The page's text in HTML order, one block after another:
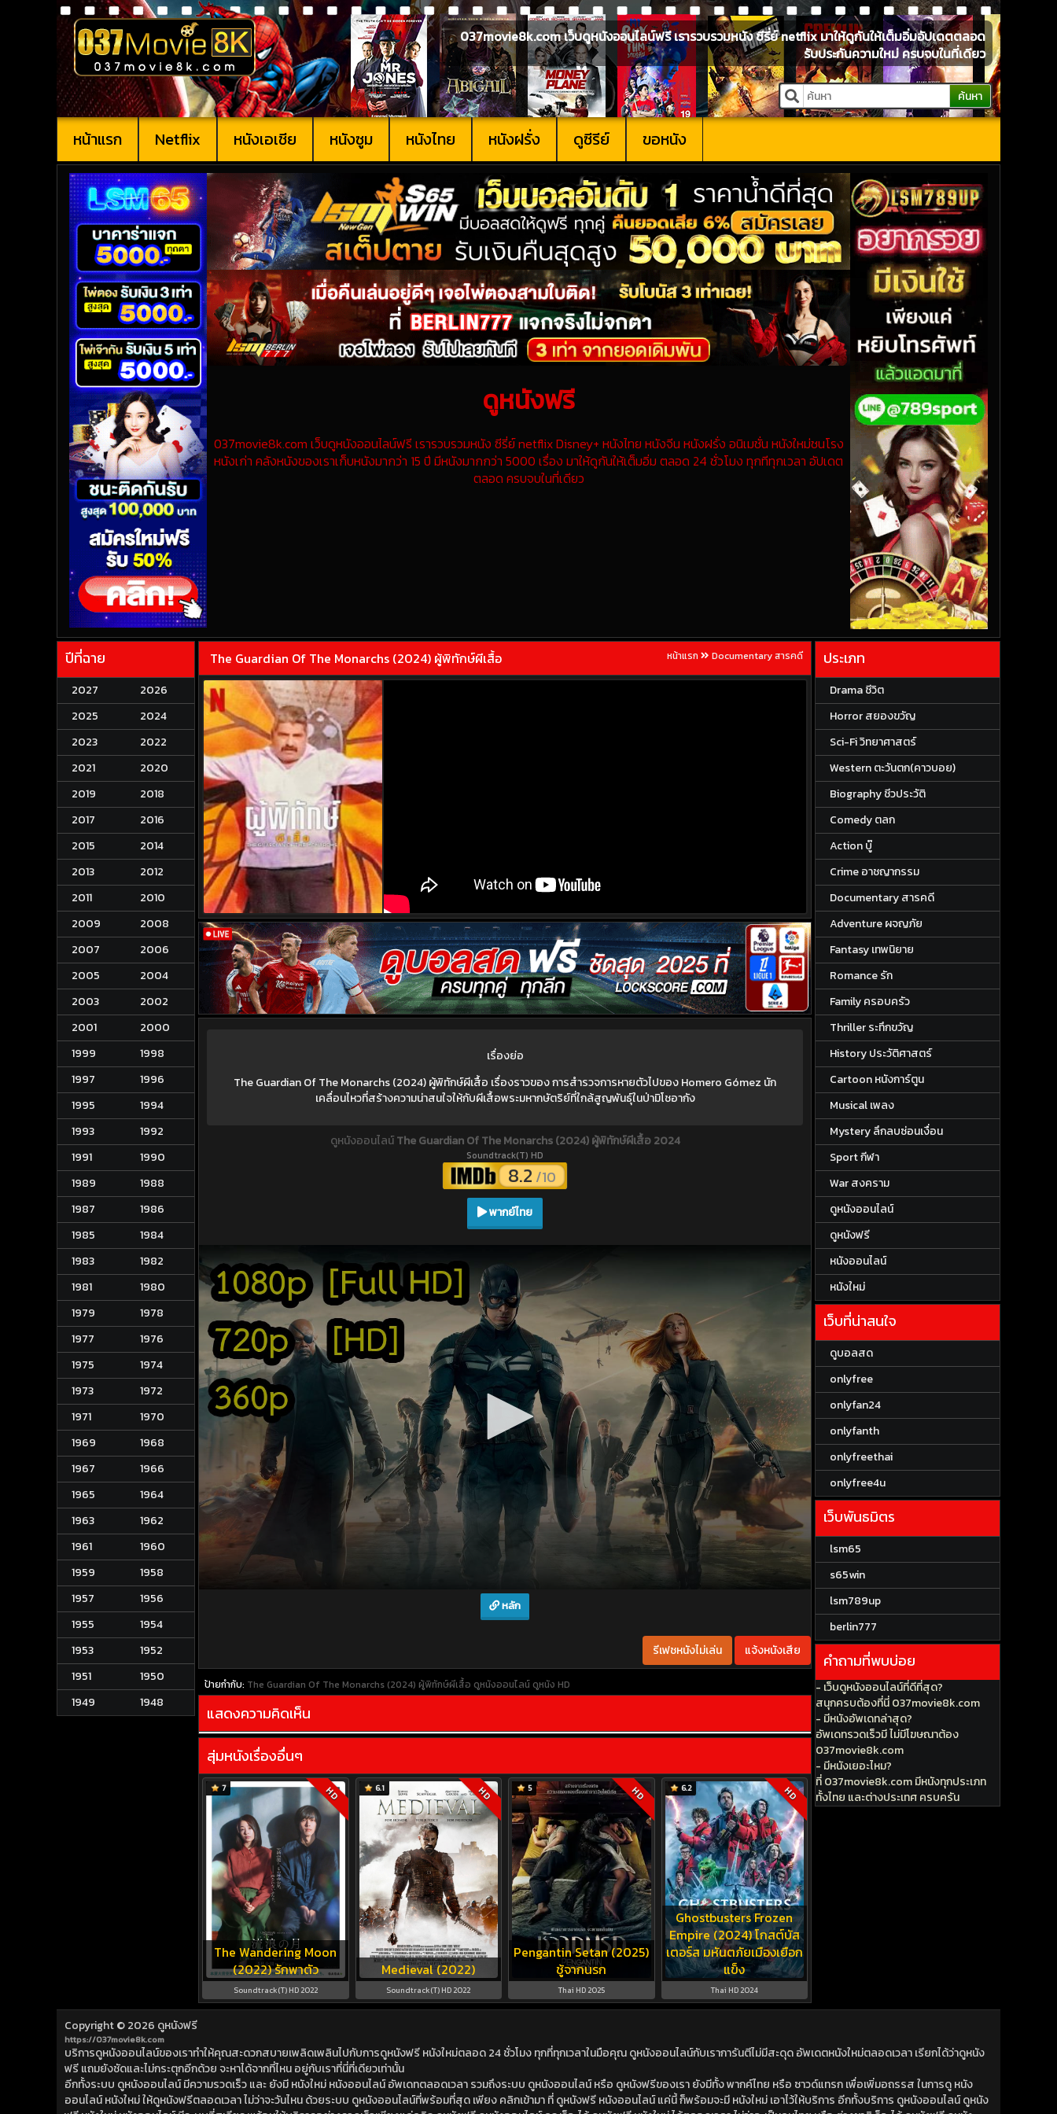
037movie8k.com เว็บดูหนังออนไลน์ฟรี เรารวบรวมหนัง ซีรี่ย์ netflix มาให้ดูกันให้เต็มอิ่มอัปเดตตลอด
รับประกันความใหม่ ครบจบในที่เดียว
ค้นหา
หน้าแรก Netflix หนังเอเชีย หนังซูม หนังไทย หนังฝรั่ง ดูซีรีย์ ขอหนัง
ดูหนังฟรี
037movie8k.com เว็บดูหนังออนไลน์ฟรี เรารวบรวมหนัง ซีรี่ย์ netflix Disney+ หนังไทย หนังจีน หนังฝรั่ง อนิเมชั่น หนังใหม่ชนโรง
หนังเก่า คลังหนังของเราเก็บหนังมากว่า 15 ปี มีหนังมากกว่า 5000 เรื่อง มาให้ดูกันให้เต็มอิ่ม ตลอด 24 ชั่วโมง ทุกทีทุกเวลา อัปเดต
ตลอด ครบจบในที่เดียว
ปีที่ฉาย
2027
2026
2025
2024
2023
2022
2021
2020
2019
2018
2017
2016
2015
2014
2013
2012
2011
2010
2009
2008
2007
2006
2005
2004
2003
2002
2001
2000
1999
1998
1997
1996
1995
1994
1993
1992
1991
1990
1989
1988
1987
1986
1985
1984
1983
1982
1981
1980
1979
1978
1977
1976
1975
1974
1973
1972
1971
1970
1969
1968
1967
1966
1965
1964
1963
1962
1961
1960
1959
1958
1957
1956
1955
1954
1953
1952
1951
1950
1949
1948
The Guardian Of The Monarchs (2024) ผู้พิทักษ์ผีเสื้อ หน้าแรก Documentary สารคดี
เรื่องย่อ
The Guardian Of The Monarchs (2024) ผู้พิทักษ์ผีเสื้อ เรื่องราวของ การสำรวจการหายตัวไปของ Homero Gómez นัก
เคลื่อนไหวที่สร้างความน่าสนใจให้กับผีเสื้อพระมหากษัตริย์ที่ใกล้สูญพันธุ์ในป่ามิโชอากัง
ดูหนังออนไลน์The Guardian Of The Monarchs (2024) ผู้พิทักษ์ผีเสื้อ 2024
Soundtrack(T) HD
8.2 /10
พากย์ไทย
หลัก
รีเฟชหนังไม่เล่น แจ้งหนังเสีย
ป้ายกำกับ: The Guardian Of The Monarchs (2024) ผู้พิทักษ์ผีเสื้อ ดูหนังออนไลน์ ดูหนัง HD
แสดงความคิดเห็น
สุ่มหนังเรื่องอื่นๆ
The Wandering Moon
(2022) รักพาตัว
7 HD
Soundtrack(T) HD 2022
Medieval (2022)
6.1 HD
Soundtrack(T) HD 2022
Pengantin Setan (2025)
ชู้จากนรก
5 HD
Thai HD 2025
Ghostbusters Frozen
Empire (2024) โกสต์บัส
เตอร์ส มหันตภัยเมืองเยือก
แข็ง
6.2 HD
Thai HD 2024
ประเภท
Drama ชีวิต
Horror สยองขวัญ
Sci-Fi วิทยาศาสตร์
Western ตะวันตก(คาวบอย)
Biography ชีวประวัติ
Comedy ตลก
Action บู๊
Crime อาชญากรรม
Documentary สารคดี
Adventure ผจญภัย
Fantasy เทพนิยาย
Romance รัก
Family ครอบครัว
Thriller ระทึกขวัญ
History ประวัติศาสตร์
Cartoon หนังการ์ตูน
Musical เพลง
Mystery ลึกลบซ่อนเงื่อน
Sport กีฬา
War สงคราม
ดูหนังออนไลน์
ดูหนังฟรี
หนังออนไลน์
หนังใหม่
เว็บที่น่าสนใจ
ดูบอลสด
onlyfree
onlyfan24
onlyfanth
onlyfreethai
onlyfree4u
เว็บพันธมิตร
lsm65
s65win
lsm789up
berlin777
คำถามที่พบบ่อย
- เว็บดูหนังออนไลน์ที่ดีที่สุด?
สนุกครบต้องที่นี่ 037movie8k.com
- มีหนังอัพเดทล่าสุด?
อัพเดทรวดเร็วมี ไม่มีโฆษณาต้อง
037movie8k.com
- มีหนังเยอะไหม?
ที่ 037movie8k.com มีหนังทุกประเภท
ทั้งไทย และต่างประเทศ ครบครัน
Copyright © 2026 ดูหนังฟรี
https://037movie8k.com
บริการดูหนังออนไลน์ของเราทำให้คุณสะดวกสบายเพลิดเพลินไปกับการดูหนังฟรี หนังใหม่ตลอด 24 ชั่วโมง ทุกที่ทุกเวลาในมือคุณ ดูหนังออนไลน์กับเราการันตีไม่มีสะดุด อัพเดตหนังใหม่ตลอดเวลา เรียกได้ว่าดูหนัง
ฟรี แถมยังชัดและไม่กระตุกอีกด้วย จะหาได้จากที่ไหน อยู่กับเราที่นี่ที่เดียวเท่านั้น
อีกทั้งระบบ ดูหนังออนไลน์ มีความรวดเร็ว และ ยังมี หนังใหม่ หนังออนไลน์ อัพเดทตลอดเวลา รวมถึงระบบ ดูหนังออนไลน์ หรือ ดูหนังฟรีของเรา ยังมีทั้ง พากค์ไทย หรือ ซาวด์แทรก เพื่อเพิ่มอถรรส ในการดู หนัง
ออนไลน์ หนังใหม่ ให้ดูหนังฟรีตลอดเวลา ไม่ว่าจะวันไหน ด้วยระบบ ดูหนังออนไลน์ที่พร้อมที่สุด เพียง คลิกเข้ามา ที่ ดูหนังฟรี หนังออนไลน์ แค่นี้ ก็พร้อมจะมี หนังใหม่ เอาไว้ให้บริการ อีกทั้งบริการ ดูหนังออนไลน์ ดูหนัง